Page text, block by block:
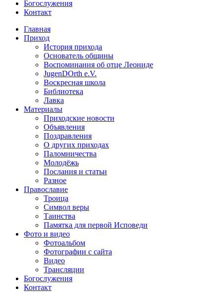
Богослужения
Контакт
Главная
Приход
История прихода
Основатель общины
Воспоминания об отце Леониде
JugenDOrth e.V.
Воскресная школа
Библиотека
Лавка
Материалы
Приходские новости
Объявления
Поздравления
О других приходах
Паломничества
Молодёжь
Послания и статьи
Разное
Православие
Троица
Символ веры
Таинства
Памятка для первой Исповеди
Фото и видео
Фотоальбом
Фотографии с сайта
Видео
Трансляции
Богослужения
Контакт